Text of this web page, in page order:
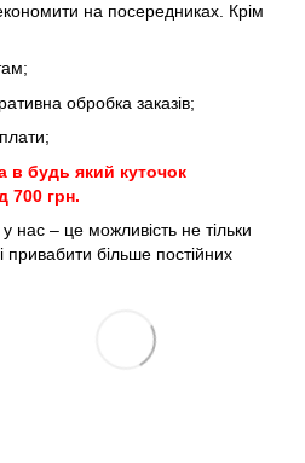
на посередниках. Крім
обробка заказів;
в будь який куточок
700 грн.
нас – це можливість не тільки
привабити більше постійних